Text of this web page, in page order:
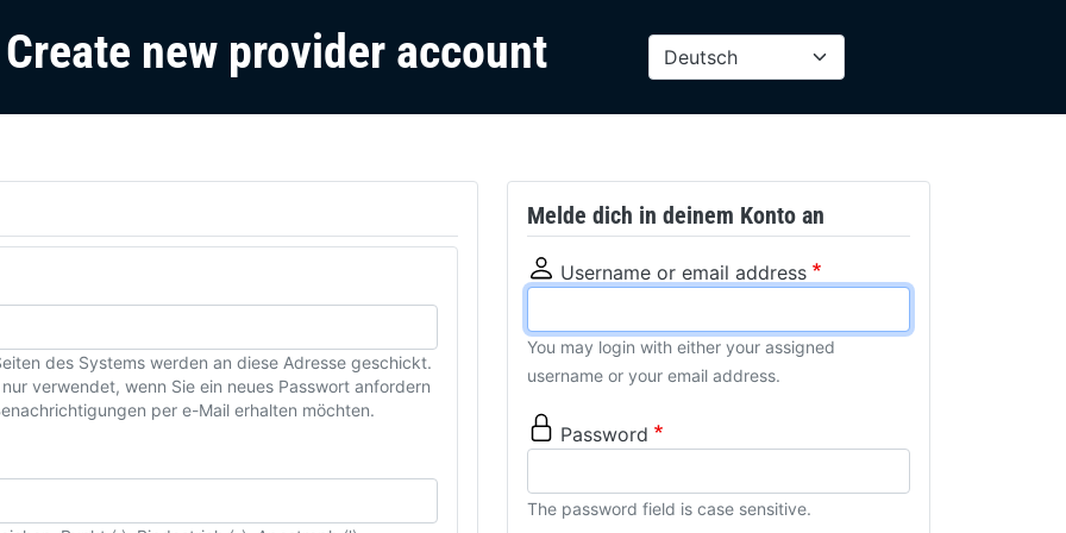
Create new provider account
des Systems werden an diese Adresse geschickt.
verwendet, wenn Sie ein neues Passwort anfordern
per e-Mail erhalten möchten.
Melde dich in deinem Konto an
Username or email address
You may login with either your assigned
username or your email address.
Password
The password field is case sensitive.